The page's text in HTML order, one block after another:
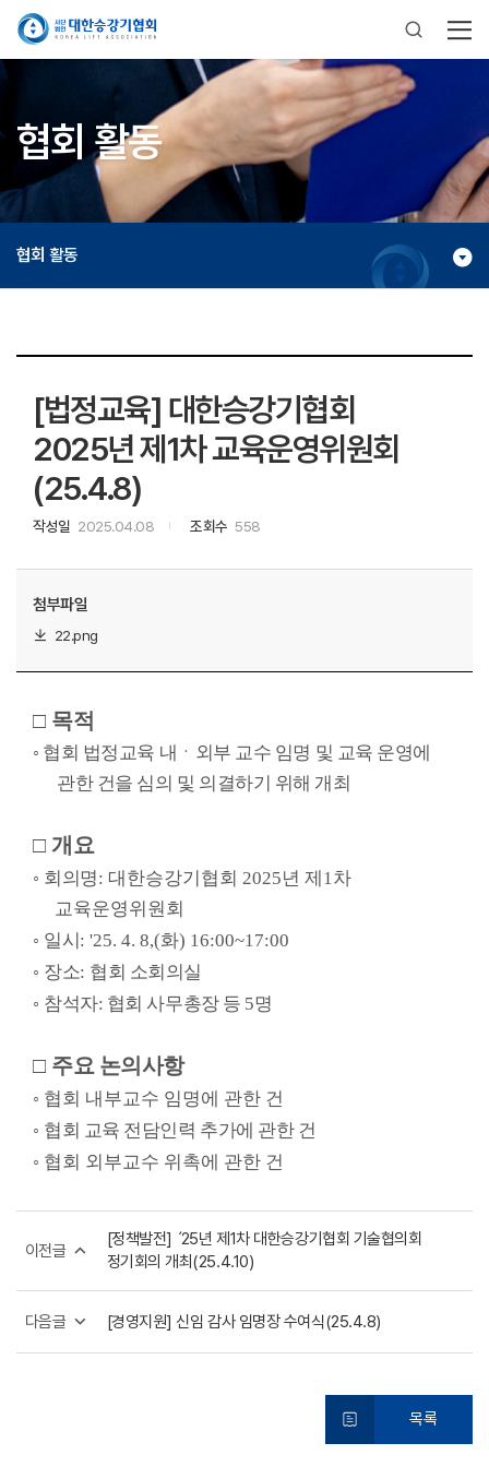
협회 활동
협회 활동
[법정교육] 대한승강기협회
2025년 제1차 교육운영위원회
(25.4.8)
작성일 2025.04.08 조회수 558
첨부파일
22.png
□ 목적
◦ 협회 법정교육 내ㆍ외부 교수 임명 및 교육 운영에
관한 건을 심의 및 의결하기 위해 개최
□ 개요
◦ 회의명: 대한승강기협회 2025년 제1차
교육운영위원회
◦ 일시 : '25. 4. 8,(화) 16:00~17:00
◦ 장소: 협회 소회의실
◦ 참석자: 협회 사무총장 등 5명
□ 주요 논의사항
◦ 협회 내부교수 임명에 관한 건
◦ 협회 교육 전담인력 추가에 관한 건
◦ 협회 외부교수 위촉에 관한 건
이전글
[정책발전] ˊ25년 제1차 대한승강기협회 기술협의회
정기회의 개최(25.4.10)
다음글 [경영지원] 신임 감사 임명장 수여식(25.4.8)
목록